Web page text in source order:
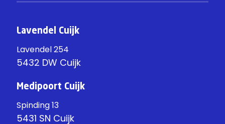
Lavendel Cuijk
Lavendel 254
5432 DW Cuijk
Medipoort Cuijk
Spinding 13
5431 SN Cuijk